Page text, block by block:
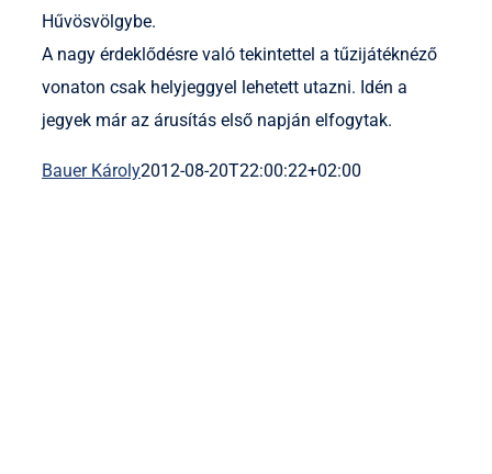
Hűvösvölgybe.
A nagy érdeklődésre való tekintettel a tűzijátéknéző
vonaton csak helyjeggyel lehetett utazni. Idén a
jegyek már az árusítás első napján elfogytak.
Bauer Károly2012-08-20T22:00:22+02:00